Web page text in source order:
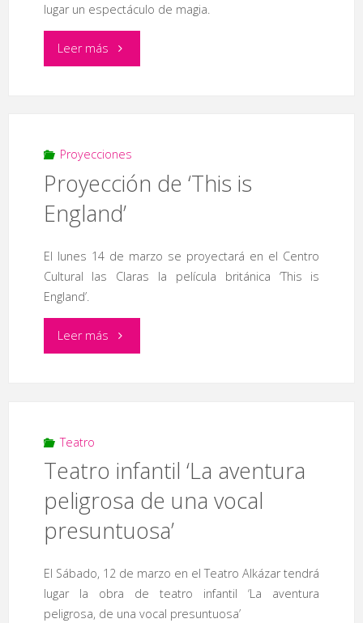
Euskadi
y
lugar un espectáculo de magia.
Leer más"Gala
Proyecciones
Proyección de ‘This is
England’
El lunes 14 de marzo se proyectará en el Centro
Cultural las Claras la película británica ‘This is
England’.
Leer más"Proyección
England’"
Teatro
Teatro infantil ‘La aventura
peligrosa de una vocal
presuntuosa’
El Sábado, 12 de marzo en el Teatro Alkázar tendrá
lugar la obra de teatro infantil ‘La aventura
peligrosa, de una vocal presuntuosa’